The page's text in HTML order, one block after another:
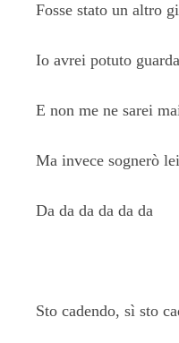
Fosse stato un altro
Io avrei potuto
E non me ne sarei
Ma invece sognerò
Da da da da da da
Sto cadendo, sì sto